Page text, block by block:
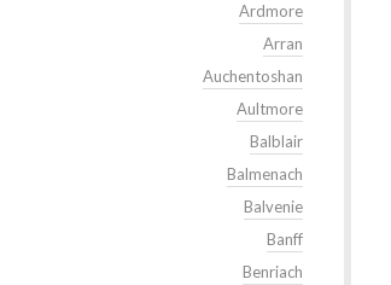
Ardmore
Arran
Auchentoshan
Aultmore
Balblair
Balmenach
Balvenie
Banff
Benriach